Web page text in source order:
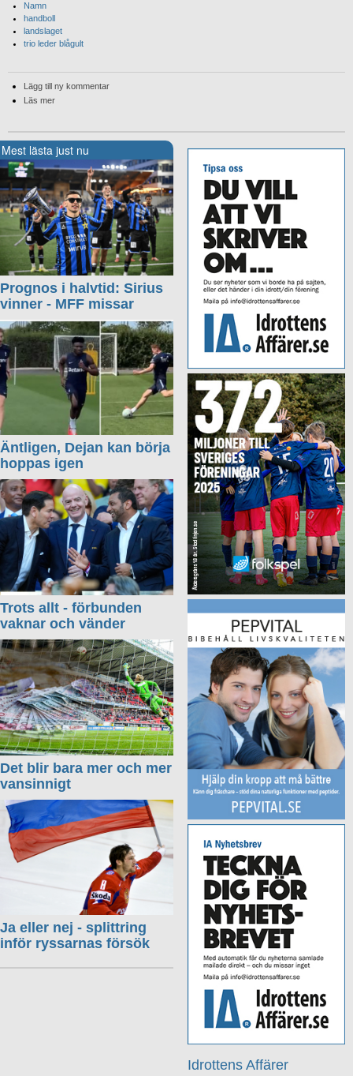
Namn
handboll
landslaget
trio leder blågult
Lägg till ny kommentar
Läs mer
Idrottens Affärer
Mest lästa just nu
Prognos i halvtid: Sirius
vinner - MFF missar
Äntligen, Dejan kan börja
hoppas igen
Trots allt - förbunden
vaknar och vänder
Det blir bara mer och mer
vansinnigt
Ja eller nej - splittring
inför ryssarnas försök